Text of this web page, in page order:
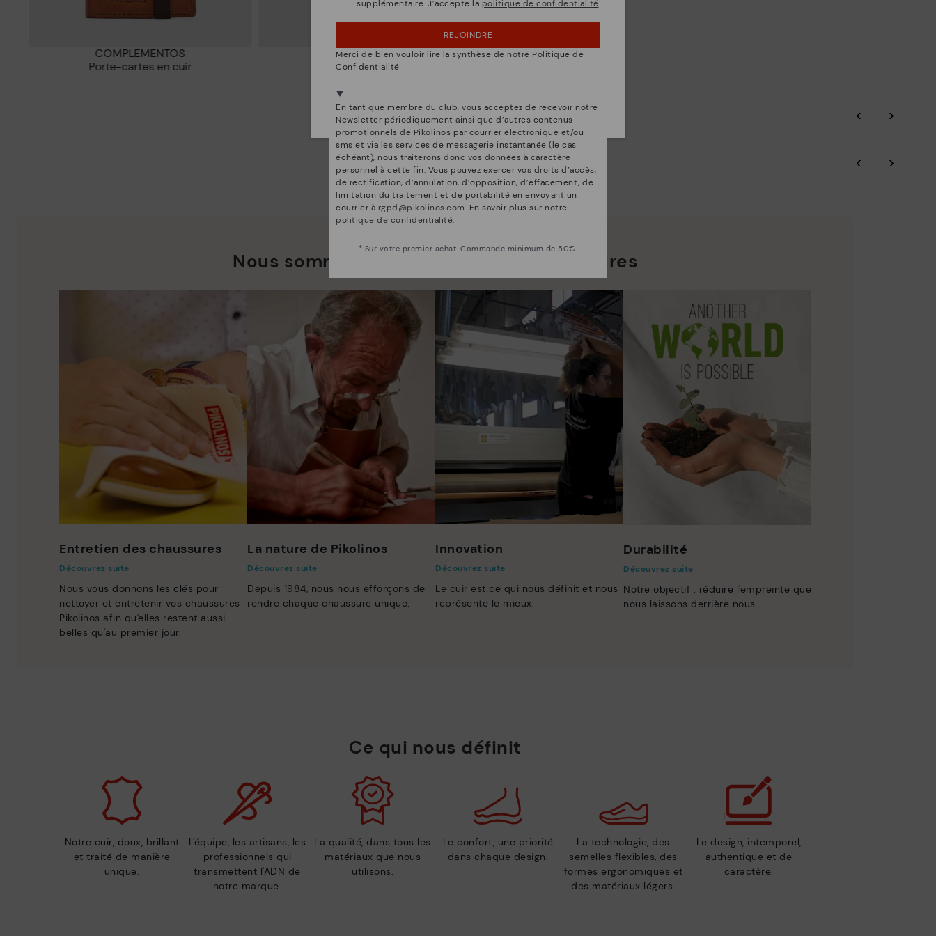
COMPLEMENTOS
Porte-cartes en cuir
COMPLEMENTOS
Porte-cartes en cuir
‹ ›
‹ ›
Nous sommes bien plus que des chaussures
Entretien des chaussures
Découvrez suite
Nous vous donnons les clés pour
nettoyer et entretenir vos chaussures
Pikolinos afin qu'elles restent aussi
belles qu'au premier jour.
La nature de Pikolinos
Découvrez suite
Depuis 1984, nous nous efforçons de
rendre chaque chaussure unique.
Innovation
Découvrez suite
Le cuir est ce qui nous définit et nous
représente le mieux.
Durabilité
Découvrez suite
Notre objectif : réduire l'empreinte que
nous laissons derrière nous.
Ce qui nous définit
Notre cuir, doux, brillant
et traité de manière
unique.
L'équipe, les artisans, les
professionnels qui
transmettent l'ADN de
notre marque.
La qualité, dans tous les
matériaux que nous
utilisons.
Le confort, une priorité
dans chaque design.
La technologie, des
semelles flexibles, des
formes ergonomiques et
des matériaux légers.
Le design, intemporel,
authentique et de
caractère.
OUPS... JE ME SUIS TROMPÉ, JE VEUX RESTER
NON, JE VEUX ALLER SUR LE SITE WEB DU
BELGIQUE
Sélectionnez la vôtreici.
supplémentaire. J’accepte la politique de confidentialité
REJOINDRE
Merci de bien vouloir lire la synthèse de notre Politique de
Confidentialité
En tant que membre du club, vous acceptez de recevoir notre
Newsletter périodiquement ainsi que d’autres contenus
promotionnels de Pikolinos par courrier électronique et/ou
sms et via les services de messagerie instantanée (le cas
échéant), nous traiterons donc vos données à caractère
personnel à cette fin. Vous pouvez exercer vos droits d’accès,
de rectification, d’annulation, d’opposition, d’effacement, de
limitation du traitement et de portabilité en envoyant un
courrier à rgpd@pikolinos.com. En savoir plus sur notre
politique de confidentialité.
* Sur votre premier achat. Commande minimum de 50€.